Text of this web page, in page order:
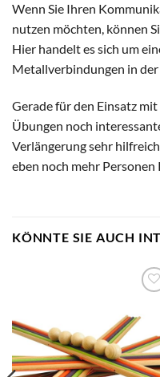
Wenn Sie Ihren
nutzen möchten, können
Hier handelt es sich um
Metallverbindungen in der
Gerade für den Einsatz
Übungen noch
Verlängerung sehr
eben noch mehr Personen
KÖNNTE SIE AUCH
Merkzettel
hinzufügen